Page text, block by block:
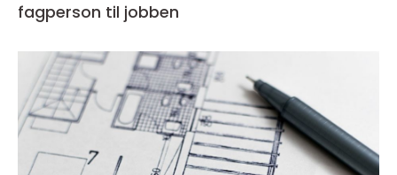
fagperson til jobben